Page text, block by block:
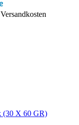
(30 X 60 GR)